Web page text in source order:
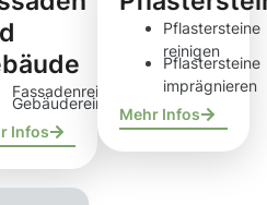
Fassadenreinigung
Gebäudereinigung
Infos
Pflastersteine
reinigen
Pflastersteine
imprägnieren
Mehr Infos